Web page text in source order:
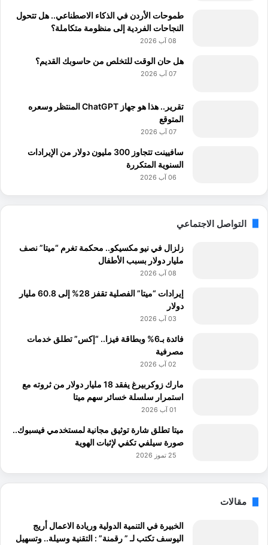
طموحات الأردن في الذكاء الاصطناعي.. هل تتحول
النجاحات الفردية إلى منظومة متكاملة؟
08 آب 2026
هل حان الوقت للتخلص من حاسوبك القديم؟
07 آب 2026
تقرير.. هذا هو جهاز ChatGPT المنتظر وسعره
المتوقع
07 آب 2026
سافيينت تتجاوز 300 مليون دولار من الإيرادات
السنوية المتكررة
06 آب 2026
التواصل الاجتماعي
زلزال في نيو مكسيكو.. محكمة تغرم “ميتا” نصف
مليار دولار بسبب الأطفال
08 آب 2026
إيرادات “ميتا” الفصلية تقفز 28% إلى 60.8 مليار
دولار
03 آب 2026
فائدة بـ6% وبطاقة فيزا.. “إكس” تطلق خدمات
مصرفية
02 آب 2026
مارك زوكربيرغ يفقد 18 مليار دولار من ثروته مع
استمرار سلسلة خسائر سهم ميتا
01 آب 2026
ميتا تطلق شارة توثيق مجانية لمستخدمي فيسبوك..
صورة سيلفي تكفي لإثبات الهوية
25 تموز 2026
مقالات
الخبيرة في التنمية الدولية وريادة الاعمال أريج
اليوسف تكتب لـ ” رقمنة” : التقنية وسيلة.. وتسهيل